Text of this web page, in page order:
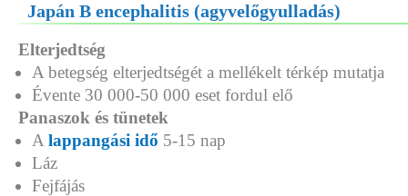
Japán B encephalitis (agyvelőgyulladás)
Elterjedtség
A betegség elterjedtségét a mellékelt térkép mutatja
Évente 30 000-50 000 eset fordul elő
Panaszok és tünetek
A lappangási idő 5-15 nap
Láz
Fejfájás